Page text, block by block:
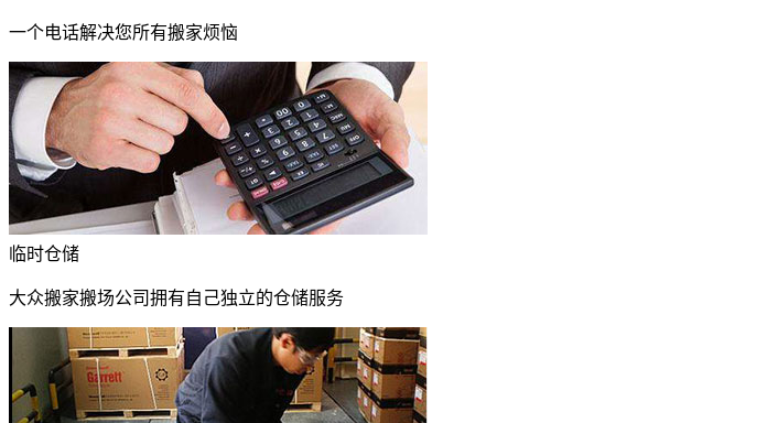
一个电话解决您所有搬家烦恼
临时仓储
大众搬家搬场公司拥有自己独立的仓储服务